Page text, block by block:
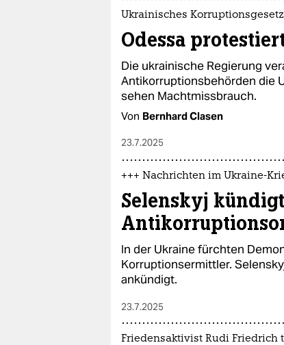
Ukrainisches Korruptionsgesetz
Odessa
Die ukrainische Regierung
Antikorruptionsbehörden die
sehen Machtmissbrauch.
Von Bernhard Clasen
23.7.2025
+++ Nachrichten im Ukraine-
Selenskyj
In der Ukraine fürchten
Korruptionsermittler.
ankündigt.
23.7.2025
Friedensaktivist Rudi Friedrich